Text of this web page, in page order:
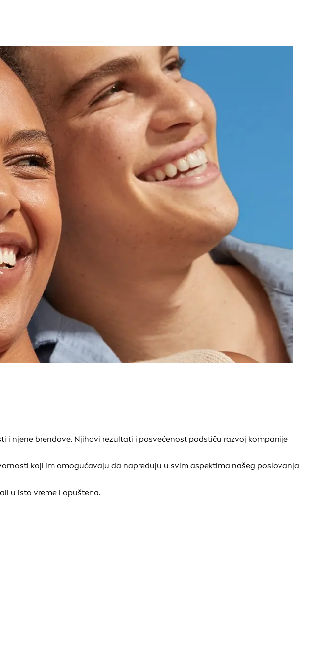
i njene brendove. Njihovi rezultati i posvećenost podstiču razvoj kompanije
koji im omogućavaju da napreduju u svim aspektima našeg poslovanja –
u isto vreme i opuštena.